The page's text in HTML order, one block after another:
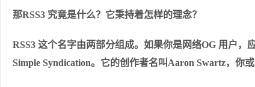
那RSS3 究竟是什么？它秉持着怎样的理念？
RSS3 这个名字由两部分组成。如果你是网络OG 用户，
Simple Syndication。它的创作者名叫Aaron Swartz，你